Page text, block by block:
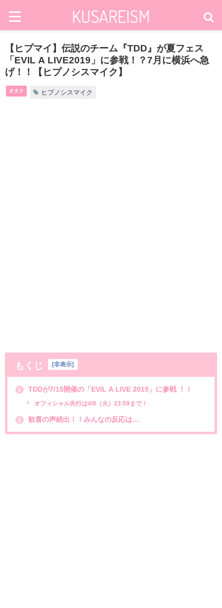
【ヒプマイ】伝説のチーム『TDD』が夏フェス
「EVIL A LIVE2019」に参戦！？7月に横浜へ急
げ！！【ヒプノシスマイク】
オタク ヒプノシスマイク
もくじ 非表示
1 TDDが7/15開催の「EVIL A LIVE 2019」に参戦 ！！
オフィシャル先行は4/9（火）23:59まで！
2 歓喜の声続出！！みんなの反応は…